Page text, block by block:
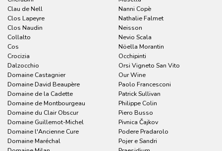
Clau de Nell
Clos Lapeyre
Clos Naudin
Collalto
Cos
Crocizia
Dalzocchio
Domaine Castagnier
Domaine David Beaupère
Domaine de la Cadette
Domaine de Montbourgeau
Domaine du Clair Obscur
Domaine Guillemot-Michel
Domaine l'Ancienne Cure
Domaine Maréchal
Nanni Copè
Nathalie Falmet
Neisson
Nevio Scala
Nöella Morantin
Occhipinti
Orsi Vigneto San Vito
Our Wine
Paolo Francesconi
Patrick Sullivan
Philippe Colin
Piero Busso
Pivnica Čajkov
Podere Pradarolo
Pojer e Sandri